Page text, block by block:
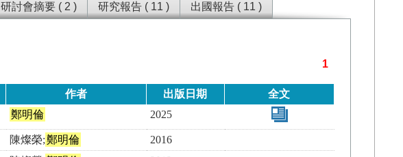
研討會摘要 ( 2 ) 研究報告 ( 11 ) 出國報告 ( 11 )
1
作者 出版日期
全文
鄭明倫 2025
陳燦榮;鄭明倫
2016